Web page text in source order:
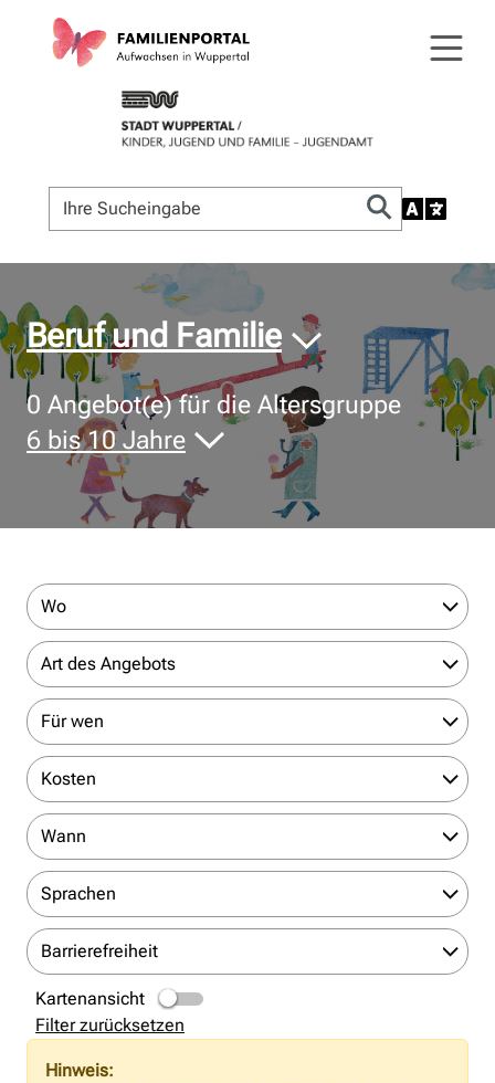
Beruf und Familie
0 Angebot(e) für die Altersgruppe
6 bis 10 Jahre
Wo
Art des Angebots
Für wen
Kosten
Wann
Sprachen
Barrierefreiheit
Kartenansicht
Filter zurücksetzen
Hinweis: